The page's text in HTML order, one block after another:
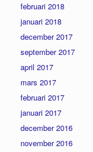
februari 2018
januari 2018
december 2017
september 2017
april 2017
mars 2017
februari 2017
januari 2017
december 2016
november 2016